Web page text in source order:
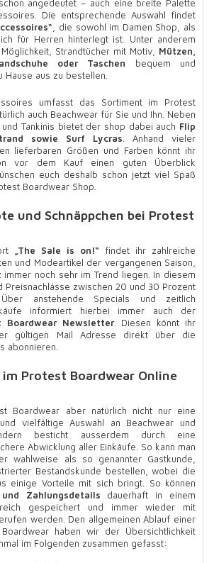
angedeutet – auch eine breite Palette
Die entsprechende Auswahl findet
, die sowohl im Damen Shop, als
für Herren hinterlegt ist. Unter anderem
Strandtücher mit Motiv, Mützen,
oder Taschen bequem und
Hause aus zu bestellen.
umfasst das Sortiment im Protest
auch Beachwear für Sie und Ihn. Neben
Tankinis bietet der shop dabei auch Flip
sowie Surf Lycras . Anhand vieler
lieferbaren Größen und Farben könnt ihr
vor dem Kauf einen guten Überblick
euch deshalb schon jetzt viel Spaß
Boardwear Shop.
und Schnäppchen bei Protest
„The Sale is on!“ findet ihr zahlreiche
und Modeartikel der vergangenen Saison,
noch sehr im Trend liegen. In diesem
Preisnachlässe zwischen 20 und 30 Prozent
anstehende Specials und zeitlich
informiert hierbei immer auch der
Boardwear Newsletter. Diesen könnt ihr
gültigen Mail Adresse direkt über die
abonnieren.
Protest Boardwear Online
Boardwear aber natürlich nicht nur eine
vielfältige Auswahl an Beachwear und
besticht ausserdem durch eine
Abwicklung aller Einkäufe. So kann man
wahlweise als so genannter Gastkunde,
Bestandskunde bestellen, wobei die
einige Vorteile mit sich bringt. So können
Zahlungsdetails dauerhaft in einem
gespeichert und immer wieder mit
werden. Den allgemeinen Ablauf einer
haben wir der Übersichtlichkeit
im Folgenden zusammen gefasst: